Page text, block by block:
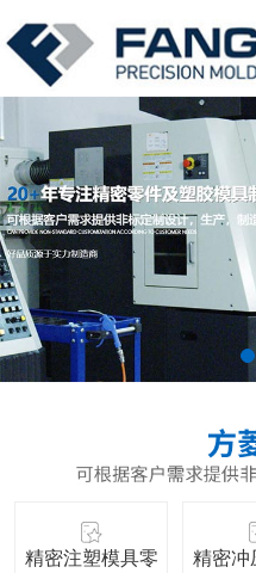
精密注塑模具零
精密冲